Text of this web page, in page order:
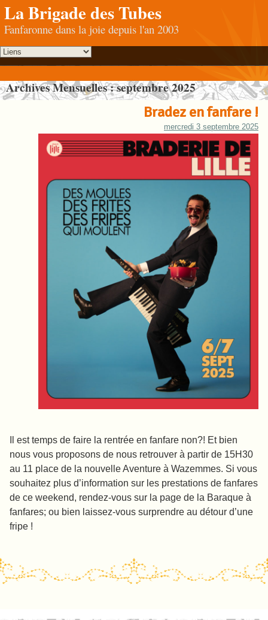
La Brigade des Tubes
Fanfaronne dans la joie depuis l'an 2003
Archives Mensuelles :septembre 2025
Bradez en fanfare !
mercredi 3 septembre 2025
Il est temps de faire la rentrée en fanfare non?! Et bien
nous vous proposons de nous retrouver à partir de 15H30
au 11 place de la nouvelle Aventure à Wazemmes. Si vous
souhaitez plus d’information sur les prestations de fanfares
de ce weekend, rendez-vous sur la page de la Baraque à
fanfares; ou bien laissez-vous surprendre au détour d’une
fripe !